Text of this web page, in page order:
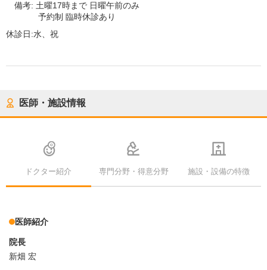
備考: 土曜17時まで 日曜午前のみ
予約制 臨時休診あり
休診日:水、祝
医師・施設情報
ドクター紹介 専門分野・得意分野 施設・設備の特徴
医師紹介
院長
新畑 宏